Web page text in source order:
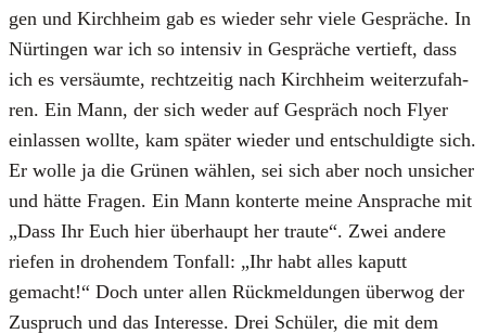
gen und Kirch­heim gab es wie­der sehr vie­le Gesprä­che. In
Nür­tin­gen war ich so inten­siv in Gesprä­che ver­tieft, dass
ich es ver­säum­te, recht­zei­tig nach Kirch­heim wei­ter­zu­fah­
ren. Ein Mann, der sich weder auf Gespräch noch Fly­er
ein­las­sen woll­te, kam spä­ter wie­der und ent­schul­dig­te sich.
Er wol­le ja die Grü­nen wäh­len, sei sich aber noch unsi­cher
und hät­te Fra­gen. Ein Mann kon­ter­te mei­ne Anspra­che mit
„Dass Ihr Euch hier über­haupt her trau­te“. Zwei ande­re
rie­fen in dro­hen­dem Ton­fall: „Ihr habt alles kaputt
gemacht!“ Doch unter allen Rück­mel­dun­gen über­wog der
Zuspruch und das Inter­es­se. Drei Schü­ler, die mit dem